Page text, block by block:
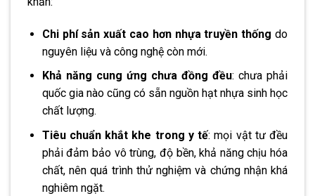
Chi phí sản xuất cao hơn nhựa truyền thống do
nguyên liệu và công nghệ còn mới.
Khả năng cung ứng chưa đồng đều: chưa phải
quốc gia nào cũng có sẵn nguồn hạt nhựa sinh học
chất lượng.
Tiêu chuẩn khắt khe trong y tế: mọi vật tư đều
phải đảm bảo vô trùng, độ bền, khả năng chịu hóa
chất, nên quá trình thử nghiệm và chứng nhận khá
nghiêm ngặt.